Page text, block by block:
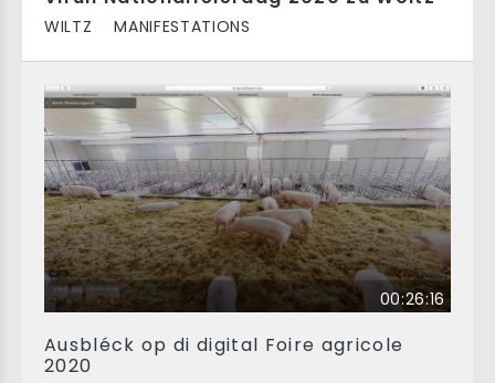
WILTZ MANIFESTATIONS
00:26:16
Ausbléck op di digital Foire agricole
2020